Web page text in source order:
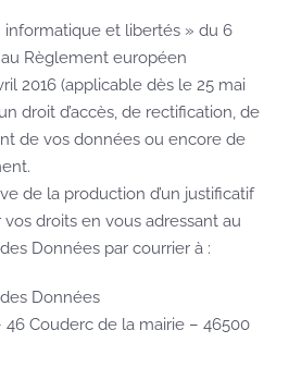
et libertés » du 6
Règlement européen
2016 (applicable dès le 25 mai
droit d’accès, de rectification, de
de vos données ou encore de
de la production d’un justificatif
droits en vous adressant au
Données par courrier à :
Données
46 Couderc de la mairie – 46500